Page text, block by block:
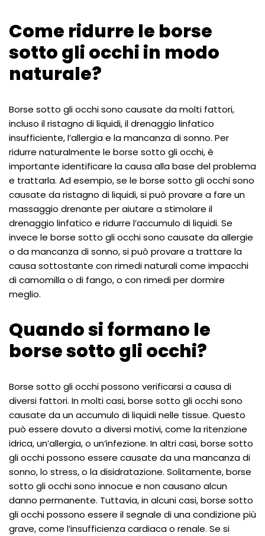
Come ridurre le borse
sotto gli occhi in modo
naturale?
Borse sotto gli occhi sono causate da molti fattori,
incluso il ristagno di liquidi, il drenaggio linfatico
insufficiente, l’allergia e la mancanza di sonno. Per
ridurre naturalmente le borse sotto gli occhi, è
importante identificare la causa alla base del problema
e trattarla. Ad esempio, se le borse sotto gli occhi sono
causate da ristagno di liquidi, si può provare a fare un
massaggio drenante per aiutare a stimolare il
drenaggio linfatico e ridurre l’accumulo di liquidi. Se
invece le borse sotto gli occhi sono causate da allergie
o da mancanza di sonno, si può provare a trattare la
causa sottostante con rimedi naturali come impacchi
di camomilla o di fango, o con rimedi per dormire
meglio.
Quando si formano le
borse sotto gli occhi?
Borse sotto gli occhi possono verificarsi a causa di
diversi fattori. In molti casi, borse sotto gli occhi sono
causate da un accumulo di liquidi nelle tissue. Questo
può essere dovuto a diversi motivi, come la ritenzione
idrica, un’allergia, o un’infezione. In altri casi, borse sotto
gli occhi possono essere causate da una mancanza di
sonno, lo stress, o la disidratazione. Solitamente, borse
sotto gli occhi sono innocue e non causano alcun
danno permanente. Tuttavia, in alcuni casi, borse sotto
gli occhi possono essere il segnale di una condizione più
grave, come l’insufficienza cardiaca o renale. Se si